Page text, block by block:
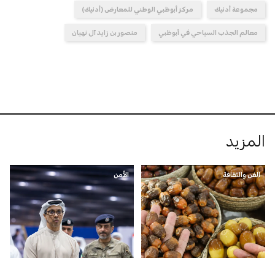
مجموعة أدنيك مركز أبوظبي الوطني للمعارض (أدنيك)
معالم الجذب السياحي في أبوظبي منصور بن زايد آل نهيان
المزيد
الفن والثقافة الأمن